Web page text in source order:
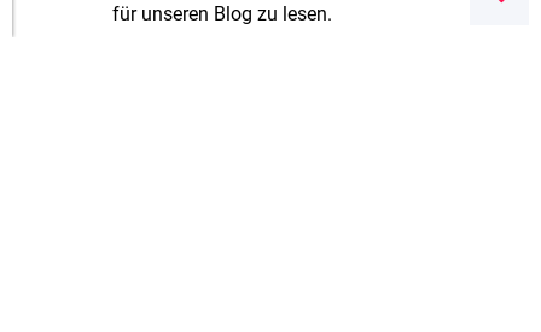
für unseren Blog zu lesen.